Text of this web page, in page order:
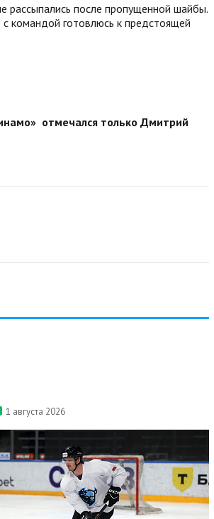
после пропущенной шайбы.
командой готовлюсь к предстоящей
отмечался только Дмитрий
1 августа 2026